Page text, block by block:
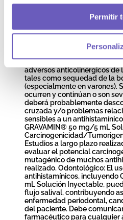
Permitir
antihistamínicos. Geriatría:
quienes se administra
más propensos de ocurrir
confusión e hipotensión. Una
caracterizada por un estado
puede ocurrir en pacientes
son especialmente
adversos anticolinérgicos de
tales como sequedad de la
(especialmente en varones).
ocurren y continúan o son
deberá probablemente
cruzada y/o problemas
sensibles a un
GRAVAMIN® 50 mg/5 mL
Carcinogenicidad/
Estudios a largo plazo
evaluar el potencial
mutagénico de muchos
realizado. Odontológico: El
antihistamínicos, incluyendo
mL Solución Inyectable,
flujo salival, contribuyendo
enfermedad periodontal,
del paciente. Debe
farmacéutico para cualquier